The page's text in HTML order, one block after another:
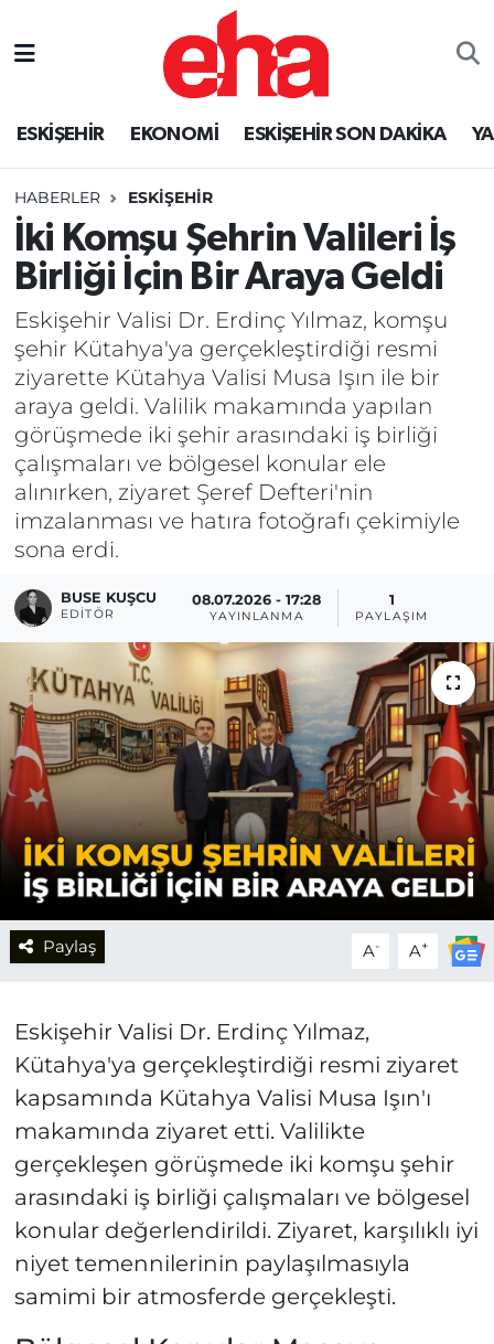
ESKİŞEHİR EKONOMİ ESKİŞEHİR SON DAKİKA
HABERLER ESKİŞEHİR
İki Komşu Şehrin Valileri İş
Birliği İçin Bir Araya Geldi
Eskişehir Valisi Dr. Erdinç Yılmaz, komşu
şehir Kütahya'ya gerçekleştirdiği resmi
ziyarette Kütahya Valisi Musa Işın ile bir
araya geldi. Valilik makamında yapılan
görüşmede iki şehir arasındaki iş birliği
çalışmaları ve bölgesel konular ele
alınırken, ziyaret Şeref Defteri'nin
imzalanması ve hatıra fotoğrafı çekimiyle
sona erdi.
BUSE KUŞCU
EDITÖR
08.07.2026 - 17:28
YAYINLANMA
1
PAYLAŞIM
Paylaş A- A+
Eskişehir Valisi Dr. Erdinç Yılmaz,
Kütahya'ya gerçekleştirdiği resmi ziyaret
kapsamında Kütahya Valisi Musa Işın'ı
makamında ziyaret etti. Valilikte
gerçekleşen görüşmede iki komşu şehir
arasındaki iş birliği çalışmaları ve bölgesel
konular değerlendirildi. Ziyaret, karşılıklı iyi
niyet temennilerinin paylaşılmasıyla
samimi bir atmosferde gerçekleşti.